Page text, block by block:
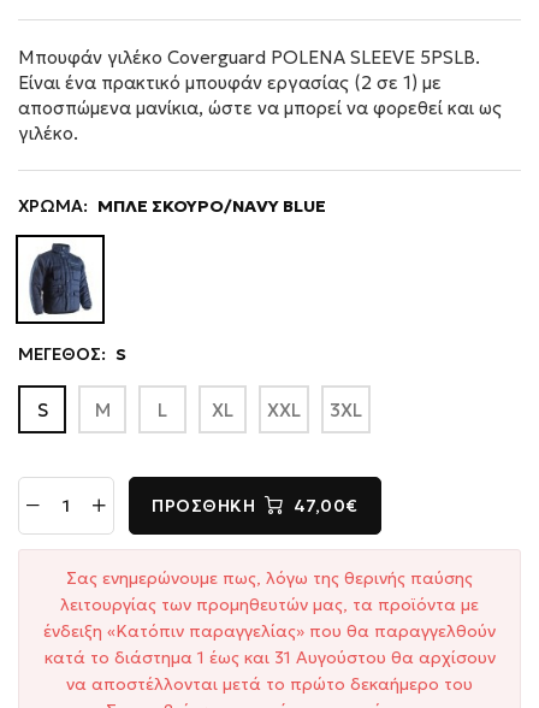
Μπουφάν γιλέκο Coverguard POLENA SLEEVE 5PSLB.
Είναι ένα πρακτικό μπουφάν εργασίας (2 σε 1) με
αποσπώμενα μανίκια, ώστε να μπορεί να φορεθεί και ως
γιλέκο.
ΧΡΩΜΑ: ΜΠΛΕ ΣΚΟΥΡΟ/NAVY BLUE
ΜΕΓΕΘΟΣ: S
S M L XL XXL 3XL
ΠΡΟΣΘΉΚΗ 47,00€
Σας ενημερώνουμε πως, λόγω της θερινής παύσης
λειτουργίας των προμηθευτών μας, τα προϊόντα με
ένδειξη «Κατόπιν παραγγελίας» που θα παραγγελθούν
κατά το διάστημα 1 έως και 31 Αυγούστου θα αρχίσουν
να αποστέλλονται μετά το πρώτο δεκαήμερο του